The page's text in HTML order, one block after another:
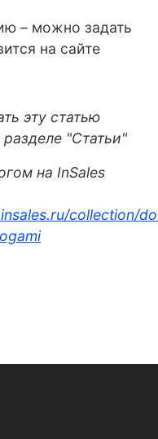
– можно задать
на сайте
эту статью
разделе "Статьи"
на InSales
collection/